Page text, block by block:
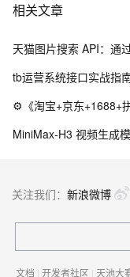
相关文章
天猫图片搜索 API：通
tb运营系统接口实战指
MiniMax-H3 视频生成
关注我们： 新浪微博
文档 | 开发者社区 | 天池大